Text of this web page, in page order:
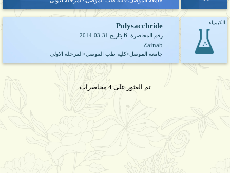
الكيمياء Polysacchride
رقم المحاضرة: 6بتاريخ 2014-03-31
Zainab
جامعة الموصل>كلية طب الموصل>المرحلة الاولى
تم العثور على 4 محاضرات